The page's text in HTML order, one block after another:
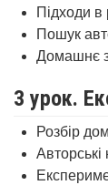
Підходи в
Пошук
Домашнє
3 урок.
Розбір
Авторські